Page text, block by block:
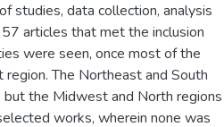
studies, data collection, analysis
articles that met the inclusion
were seen, once most of the
The Northeast and South
the Midwest and North regions
works, wherein none was